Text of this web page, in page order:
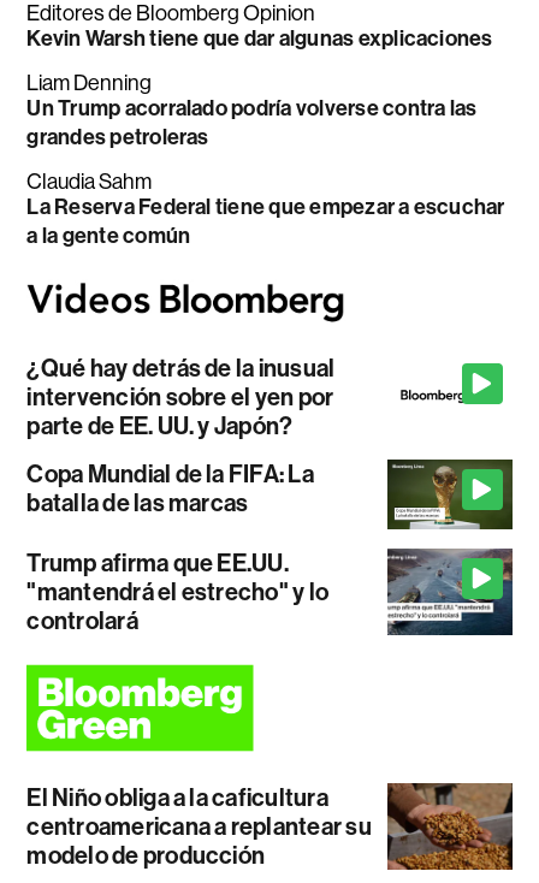
Editores de Bloomberg Opinion
Kevin Warsh tiene que dar algunas explicaciones
Liam Denning
Un Trump acorralado podría volverse contra las
grandes petroleras
Claudia Sahm
La Reserva Federal tiene que empezar a escuchar
a la gente común
¿Qué hay detrás de la inusual
intervención sobre el yen por
parte de EE. UU. y Japón?
Copa Mundial de la FIFA: La
batalla de las marcas
Trump afirma que EE.UU.
"mantendrá el estrecho" y lo
controlará
El Niño obliga a la caficultura
centroamericana a replantear su
modelo de producción